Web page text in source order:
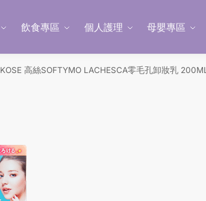
飲食專區 個人護理 母嬰專區
KOSE 高絲SOFTYMO LACHESCA零毛孔卸妝乳 200ML